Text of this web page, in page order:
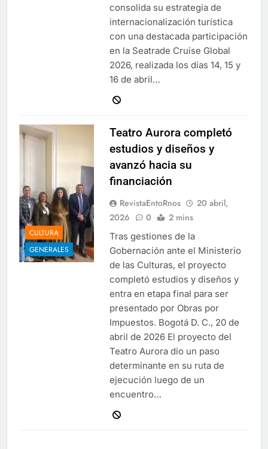
consolida su estrategia de
internacionalización turística
con una destacada participación
en la Seatrade Cruise Global
2026, realizada los días 14, 15 y
16 de abril…
CULTURA
GENERALES
Teatro Aurora completó
estudios y diseños y
avanzó hacia su
financiación
RevistaEntoRnos
20 abril,
2026
0 2 mins
Tras gestiones de la
Gobernación ante el Ministerio
de las Culturas, el proyecto
completó estudios y diseños y
entra en etapa final para ser
presentado por Obras por
Impuestos. Bogotá D. C., 20 de
abril de 2026 El proyecto del
Teatro Aurora dio un paso
determinante en su ruta de
ejecución luego de un
encuentro…